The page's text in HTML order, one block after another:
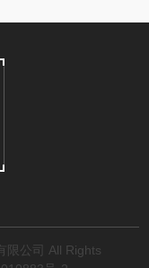
限公司 All Rights